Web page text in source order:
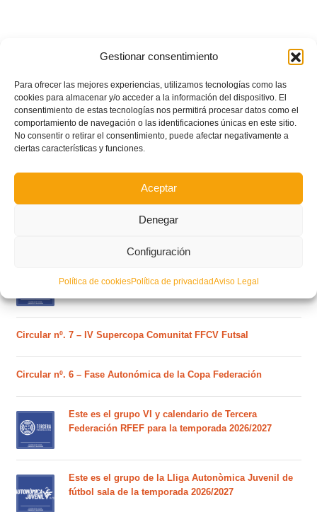
Gestionar consentimiento
Para ofrecer las mejores experiencias, utilizamos tecnologías como las
cookies para almacenar y/o acceder a la información del dispositivo. El
consentimiento de estas tecnologías nos permitirá procesar datos como el
comportamiento de navegación o las identificaciones únicas en este sitio.
No consentir o retirar el consentimiento, puede afectar negativamente a
ciertas características y funciones.
Aceptar
Denegar
Configuración
Política de cookiesPolítica de privacidadAviso Legal
Comunitat para la temporada 2026/2027
Circular nº. 7 – IV Supercopa Comunitat FFCV Futsal
Circular nº. 6 – Fase Autonómica de la Copa Federación
Este es el grupo VI y calendario de Tercera
Federación RFEF para la temporada 2026/2027
Este es el grupo de la Lliga Autonòmica Juvenil de
fútbol sala de la temporada 2026/2027